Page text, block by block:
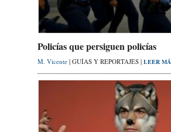
Policías que persiguen policías
M. Vicente | GUÍAS Y REPORTAJES | LEER